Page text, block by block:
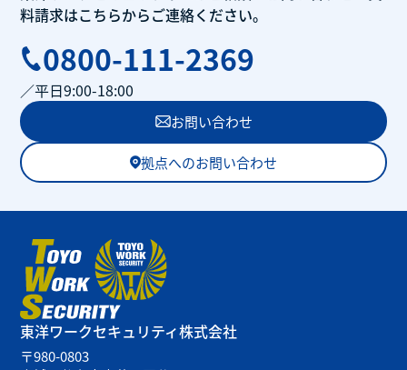
料請求はこちらからご連絡ください。
0800-111-2369
／平日9:00-18:00
お問い合わせ
拠点へのお問い合わせ
東洋ワークセキュリティ株式会社
〒980-0803